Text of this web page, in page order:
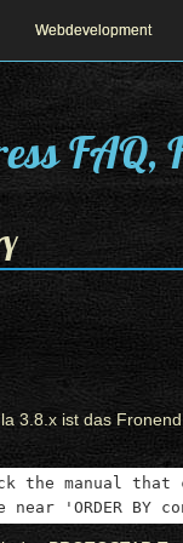
Webdevelopment
FAQ,
3.8.x ist das
the manual that
'ORDER BY